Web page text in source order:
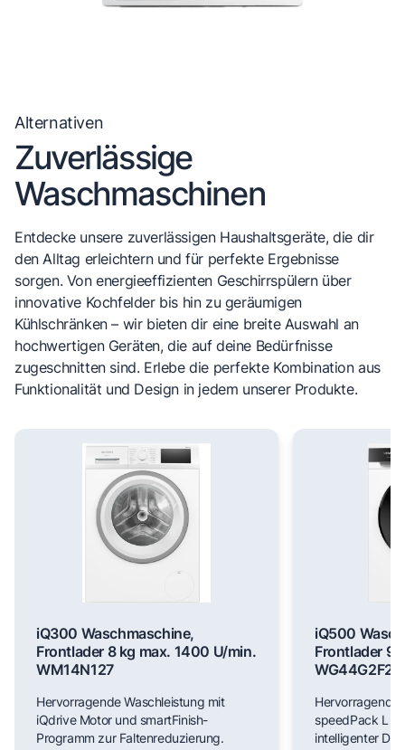
Alternativen
Zuverlässige
Waschmaschinen
Entdecke unsere zuverlässigen Haushaltsgeräte, die dir
den Alltag erleichtern und für perfekte Ergebnisse
sorgen. Von energieeffizienten Geschirrspülern über
innovative Kochfelder bis hin zu geräumigen
Kühlschränken – wir bieten dir eine breite Auswahl an
hochwertigen Geräten, die auf deine Bedürfnisse
zugeschnitten sind. Erlebe die perfekte Kombination aus
Funktionalität und Design in jedem unserer Produkte.
iQ300 Waschmaschine,
Frontlader 8 kg max. 1400 U/min.
WM14N127
Hervorragende Waschleistung mit
iQdrive Motor und smartFinish-
Programm zur Faltenreduzierung.
iQ500
Frontlader 9
WG44G2F22
Hervorragende
speedPack L
intelligenter